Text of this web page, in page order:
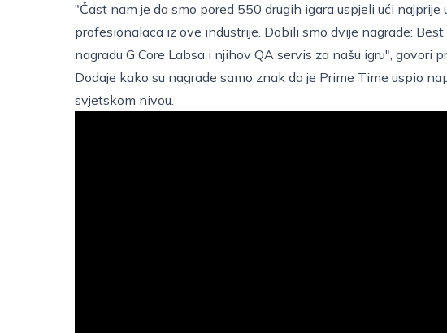
"Čast nam je da smo pored 550 drugih igara uspjeli ući
profesionalaca iz ove industrije. Dobili smo dvije nagrade:
nagradu G Core Labsa i njihov QA servis za našu igru", govori
Dodaje kako su nagrade samo znak da je Prime Time uspio
svjetskom nivou.